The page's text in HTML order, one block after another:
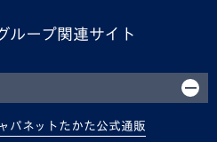
ループ関連サイト
パネットたかた公式通販